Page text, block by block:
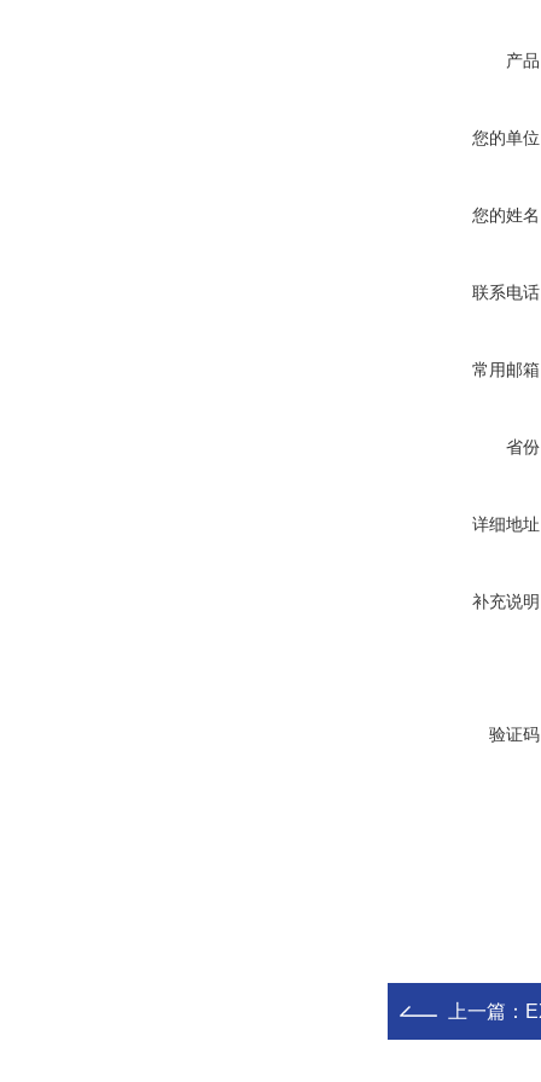
产
您的单
您的姓
联系电
常用邮
省
详细地
补充说
验证
上一篇：